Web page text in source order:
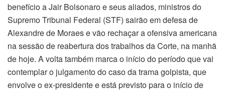
benefício a Jair Bolsonaro e seus aliados, ministros do
Supremo Tribunal Federal (STF) sairão em defesa de
Alexandre de Moraes e vão rechaçar a ofensiva americana
na sessão de reabertura dos trabalhos da Corte, na manhã
de hoje. A volta também marca o início do período que vai
contemplar o julgamento do caso da trama golpista, que
envolve o ex-presidente e está previsto para o início de